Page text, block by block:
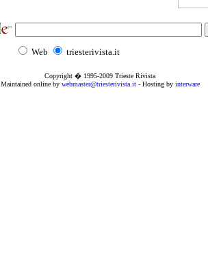
Web triesterivista.it
Copyright � 1995-2009 Trieste Rivista
Maintained online by webmaster@triesterivista.it- Hosting by interware